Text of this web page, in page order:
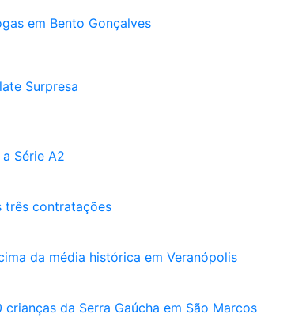
em Bento Gonçalves
Surpresa
Série A2
três contratações
da média histórica em Veranópolis
da Serra Gaúcha em São Marcos